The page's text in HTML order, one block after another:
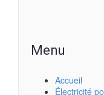
Menu
Accueil
Électricité